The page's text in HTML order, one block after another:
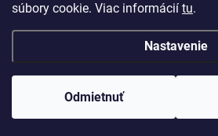
súbory cookie. Viac informácií tu.
Nastavenie
Odmietnuť
Vytvoril Shoptet
Copyright 2026Biopack. Všetky práva